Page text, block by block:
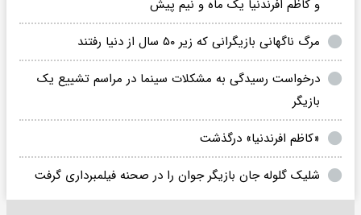
و کاظم افرندنیا یک ماه و نیم پیش
مرگ ناگهانی بازیگرانی که زیر ۵۰ سال از دنیا رفتند
درخواست رسیدگی به مشکلات سینما در مراسم تشییع یک
بازیگر
«کاظم افرندنیا» درگذشت
شلیک گلوله جان بازیگر جوان را در صحنه فیلمبرداری گرفت